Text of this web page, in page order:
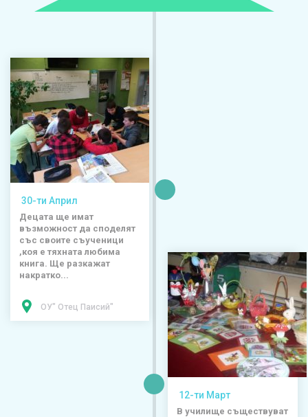
30-ти Април
Децата ще имат
възможност да споделят
със своите съученици
,коя е тяхната любима
книга. Ще разкажат
накратко...
ОУ" Отец Паисий"
12-ти Март
В училище съществуват